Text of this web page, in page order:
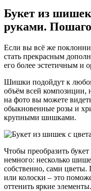
Букет из
руками.
Если вы всё же
стать прекрасным
его более эстетичным и
Шишки подойдут к
объём всей композиции,
на фото вы можете
обыкновенные розы и
крупными шишками.
Чтобы преобразить
немного: несколько
собственно, сами
или колоски – это
оттенить яркие элементы.